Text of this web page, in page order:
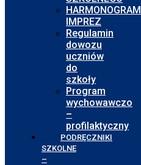
HARMONOGRAM
IMPREZ
Regulamin
dowozu
uczniów
do
szkoły
Program
wychowawczo
–
profilaktyczny
PODRĘCZNIKI
SZKOLNE
–